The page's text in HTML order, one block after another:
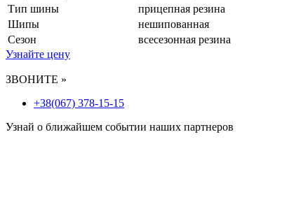
Тип шины
прицепная резина
Шипы
нешипованная
Сезон
всесезонная резина
Узнайте цену
ЗВОНИТЕ »
+38(067) 378-15-15
Узнай о ближайшем событии наших партнеров